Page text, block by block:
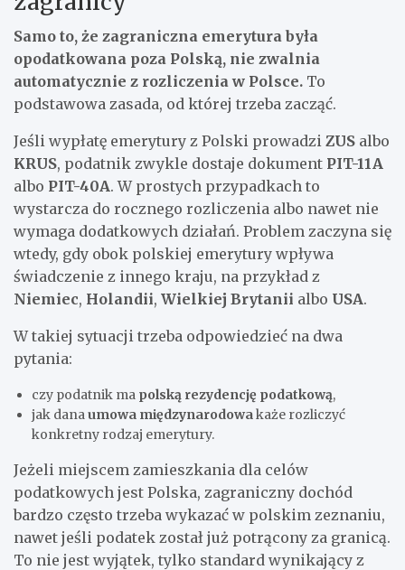
Samo to, że zagraniczna emerytura była
opodatkowana poza Polską, nie zwalnia
automatycznie z rozliczenia w Polsce. To
podstawowa zasada, od której trzeba zacząć.
Jeśli wypłatę emerytury z Polski prowadzi ZUS albo
KRUS, podatnik zwykle dostaje dokument PIT-11A
albo PIT-40A. W prostych przypadkach to
wystarcza do rocznego rozliczenia albo nawet nie
wymaga dodatkowych działań. Problem zaczyna się
wtedy, gdy obok polskiej emerytury wpływa
świadczenie z innego kraju, na przykład z
Niemiec, Holandii, Wielkiej Brytanii albo USA.
W takiej sytuacji trzeba odpowiedzieć na dwa
pytania:
czy podatnik ma polską rezydencję podatkową,
jak danaumowa międzynarodowakaże rozliczyć
konkretny rodzaj emerytury.
Jeżeli miejscem zamieszkania dla celów
podatkowych jest Polska, zagraniczny dochód
bardzo często trzeba wykazać w polskim zeznaniu,
nawet jeśli podatek został już potrącony za granicą.
To nie jest wyjątek, tylko standard wynikający z